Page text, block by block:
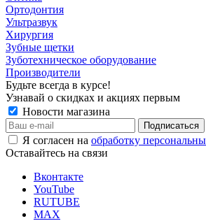
Ортодонтия
Ультразвук
Хирургия
Зубные щетки
Зуботехническое оборудование
Производители
Будьте всегда в курсе!
Узнавай о скидках и акциях первым
Новости магазина
Я согласен на обработку
Оставайтесь на связи
Вконтакте
YouTube
RUTUBE
MAX